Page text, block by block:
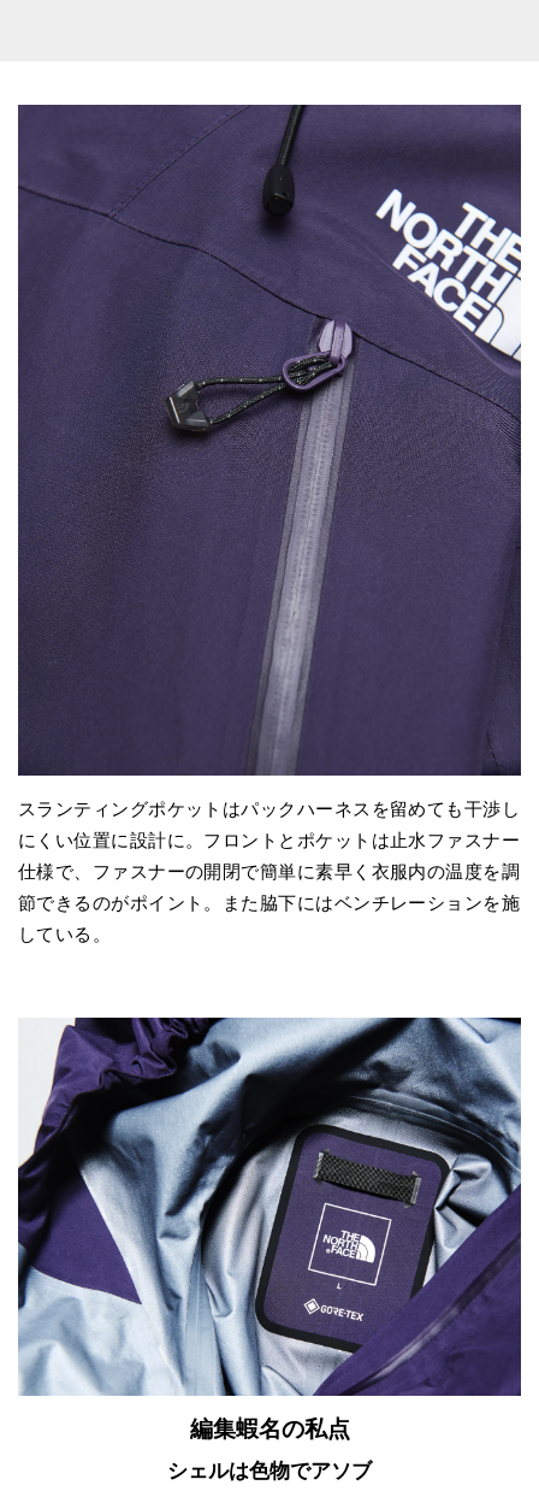
スランティングポケットはパックハーネスを留めても干渉し
にくい位置に設計に。フロントとポケットは止水ファスナー
仕様で、ファスナーの開閉で簡単に素早く衣服内の温度を調
節できるのがポイント。また脇下にはベンチレーションを施
している。
編集蝦名の私点
シェルは色物でアソブ